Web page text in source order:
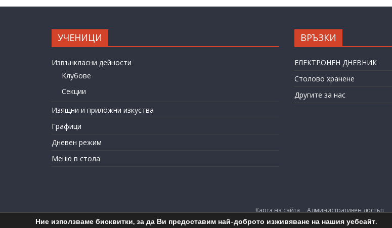
УЧЕНИЦИ
Извънкласни дейности
Клубове
Секции
Изящни и приложни изкуства
Графици
Дневен режим
Меню в стола
ВРЪЗКИ
ЕЛЕКТРОНЕН ДНЕВНИК
Столово хранене
Другите за нас
Карта на сайта Административен достъп
Ние използваме бисквитки, за да Ви предоставим най-доброто изживяване на нашия уебсайт.